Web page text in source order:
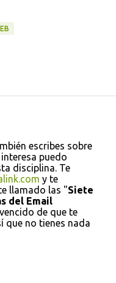
escribes sobre
interesa puedo
disciplina. Te
y te
llamado las "Siete
del Email
de que te
que no tienes nada